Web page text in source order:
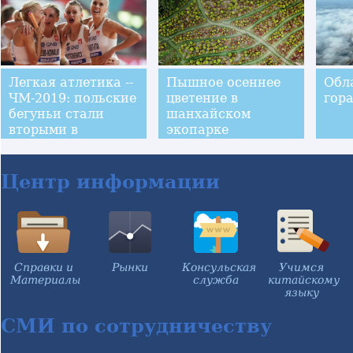
командных
соревнованиях
Легкая атлетика --
ЧМ-2019: польские
бегуньи стали
вторыми в
Пышное осеннее
цветение в
шанхайском
экопарке
Центр информации
Справки и
Материалы
Рынки
Консульская
служба
Учимся
китайскому
языку
СМИ по сотрудничеству